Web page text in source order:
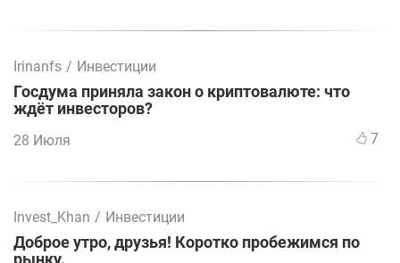
Irinanfs / Инвестиции
Госдума приняла закон о криптовалюте: что
ждёт инвесторов?
28 Июля 7
Invest_Khan / Инвестиции
Доброе утро, друзья! Коротко пробежимся по